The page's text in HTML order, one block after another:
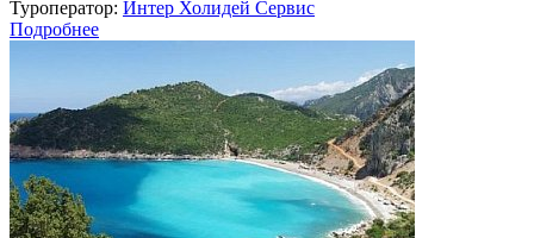
Туроператор: Интер Холидей Сервис
Подробнее